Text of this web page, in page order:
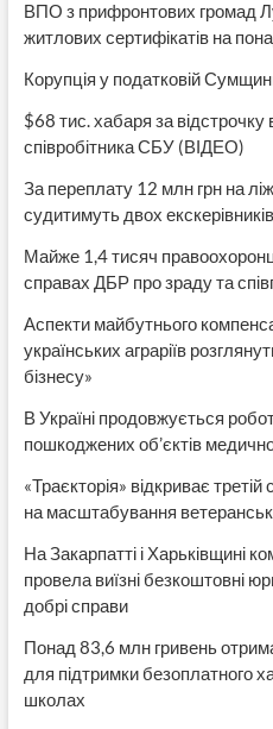
ВПО з прифронтових громад
житлових сертифікатів на
Корупція у податковій
$68 тис. хабаря за відстрочку
співробітника СБУ (ВІДЕО)
За переплату 12 млн грн на
судитимуть двох
Майже 1,4 тисяч
справах ДБР про зраду та
Аспекти майбутнього
українських аграріїв
бізнесу»
В Україні продовжується
пошкоджених об’єктів
«Траєкторія» відкриває
на масштабування
На Закарпатті і Харьківщині
провела виїзні безкоштовні
добрі справи
Понад 83,6 млн гривень
для підтримки безоплатного
школах